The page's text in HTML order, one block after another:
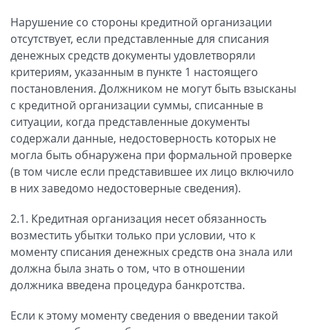
Нарушение со стороны кредитной организации
отсутствует, если представленные для списания
денежных средств документы удовлетворяли
критериям, указанным в пункте 1 настоящего
постановления. Должником не могут быть взысканы
с кредитной организации суммы, списанные в
ситуации, когда представленные документы
содержали данные, недостоверность которых не
могла быть обнаружена при формальной проверке
(в том числе если представившее их лицо включило
в них заведомо недостоверные сведения).
2.1. Кредитная организация несет обязанность
возместить убытки только при условии, что к
моменту списания денежных средств она знала или
должна была знать о том, что в отношении
должника введена процедура банкротства.
Если к этому моменту сведения о введении такой